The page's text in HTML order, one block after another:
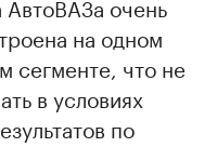
очень
на одном
сегменте, что не
в условиях
по